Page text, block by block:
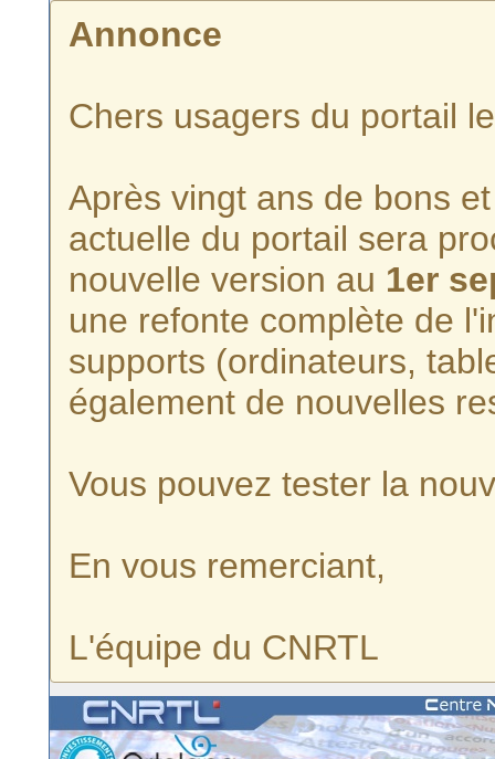
Annonce
Chers usagers du portail
Après vingt ans de bons
actuelle du portail sera
nouvelle version au 1er
une refonte complète de
supports (ordinateurs,
également de nouvelles
Vous pouvez tester la
En vous remerciant,
L'équipe du CNRTL